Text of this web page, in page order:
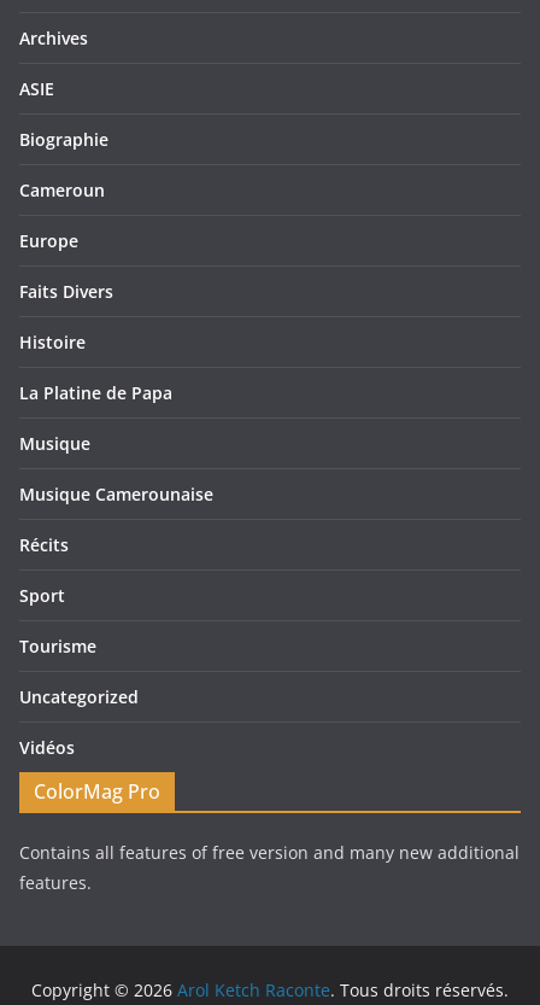
Archives
ASIE
Biographie
Cameroun
Europe
Faits Divers
Histoire
La Platine de Papa
Musique
Musique Camerounaise
Récits
Sport
Tourisme
Uncategorized
Vidéos
ColorMag Pro
Contains all features of free version and many new additional
features.
Copyright © 2026 Arol Ketch Raconte. Tous droits réservés.